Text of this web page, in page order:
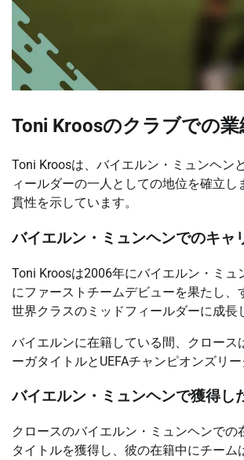
Toni Kroosのクラブでの業
Toni Kroosは、バイエルン・ミュンヘン
ィールダーの一人としての地位を確立
貫性を示しています。
バイエルン・ミュンヘンでのキャ
Toni Kroosは2006年にバイエルン・ミ
にファーストチームデビューを果たし
世界クラスのミッドフィールダーに成長
バイエルンに在籍している間、クロー
ーガタイトルとUEFAチャンピオンズリ
バイエルン・ミュンヘンで獲得し
クロースのバイエルン・ミュンヘンで
タイトルを獲得し、彼の在籍中にチー